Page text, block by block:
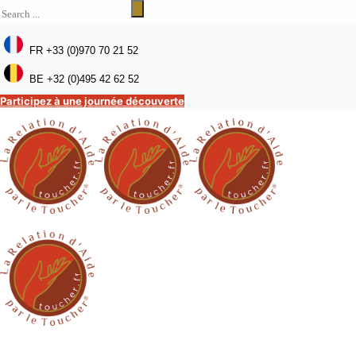
FR +33 (0)970 70 21 52
BE +32 (0)495 42 62 52
Participez à une journée découverte